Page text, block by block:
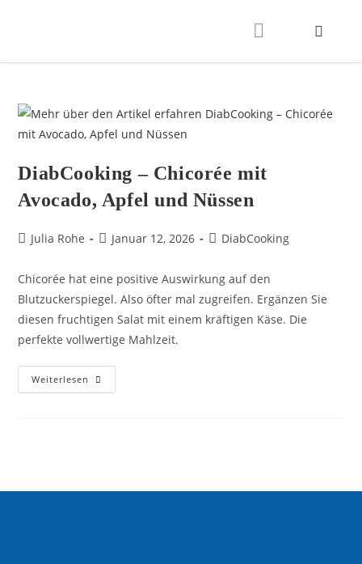
DiabCooking – Chicorée mit
Avocado, Apfel und Nüssen
Julia Rohe Januar 12, 2026 DiabCooking
Chicorée hat eine positive Auswirkung auf den
Blutzuckerspiegel. Also öfter mal zugreifen. Ergänzen Sie
diesen fruchtigen Salat mit einem kräftigen Käse. Die
perfekte vollwertige Mahlzeit.
Weiterlesen